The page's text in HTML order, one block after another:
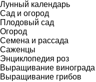
Лунный календарь
Сад и огород
Плодовый сад
Огород
Семена и рассада
Саженцы
Энциклопедия роз
Выращивание винограда
Выращивание грибов